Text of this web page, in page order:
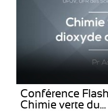
Conférence
Chimie verte du...